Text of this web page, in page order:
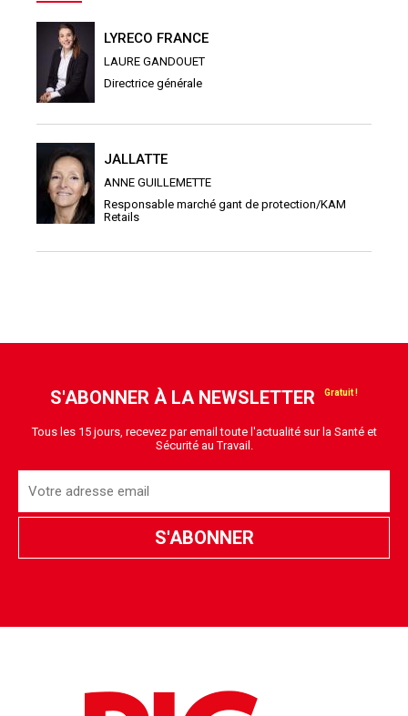
LYRECO FRANCE
LAURE GANDOUET
Directrice générale
JALLATTE
ANNE GUILLEMETTE
Responsable marché gant de protection/KAM
Retails
S'ABONNER À LA NEWSLETTER
Tous les 15 jours, recevez par email toute l'actualité sur la Santé et
Sécurité au Travail.